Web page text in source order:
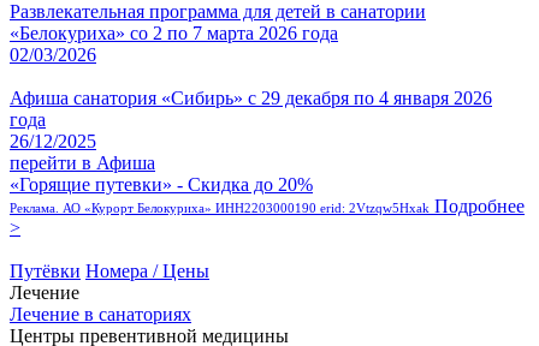
Развлекательная программа для детей в санатории
«Белокуриха» со 2 по 7 марта 2026 года
02/03/2026
Афиша санатория «Сибирь» с 29 декабря по 4 января 2026
года
26/12/2025
перейти в Афиша
«Горящие путевки» - Скидка до 20%
Реклама. АО «Курорт Белокуриха» ИНН2203000190 erid: 2Vtzqw5Hxak Подробнее
>
Путёвки Номера / Цены
Лечение
Лечение в санаториях
Центры превентивной медицины